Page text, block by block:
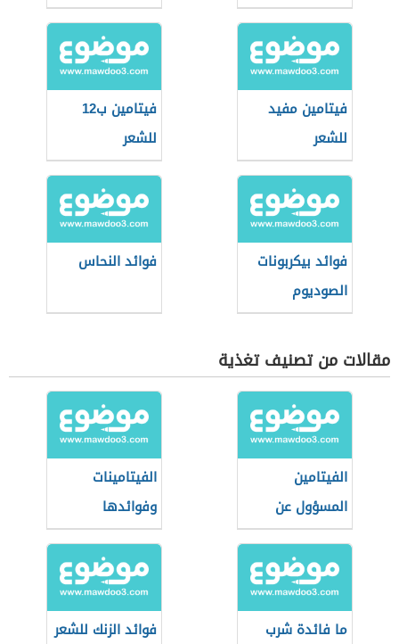
فيتامين مفيد
للشعر
فيتامين ب12
للشعر
فوائد بيكربونات
الصوديوم
فوائد النحاس
مقالات من تصنيف تغذية
الفيتامين
المسؤول عن
تطويل الشعر
الفيتامينات
وفوائدها
ما فائدة شرب
فوائد الزنك للشعر